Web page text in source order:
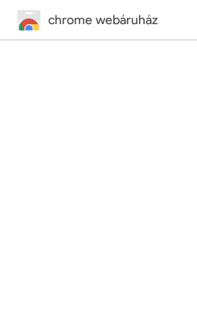
chrome webáruház